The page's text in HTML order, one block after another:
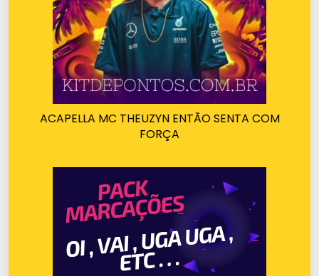
ACAPELLA MC THEUZYN ENTÃO SENTA COM
FORÇA